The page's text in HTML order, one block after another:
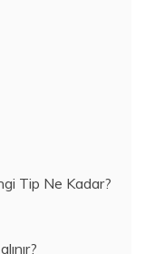
Tip Ne Kadar?